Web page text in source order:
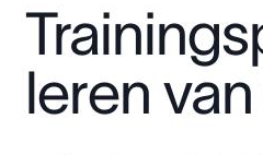
leren